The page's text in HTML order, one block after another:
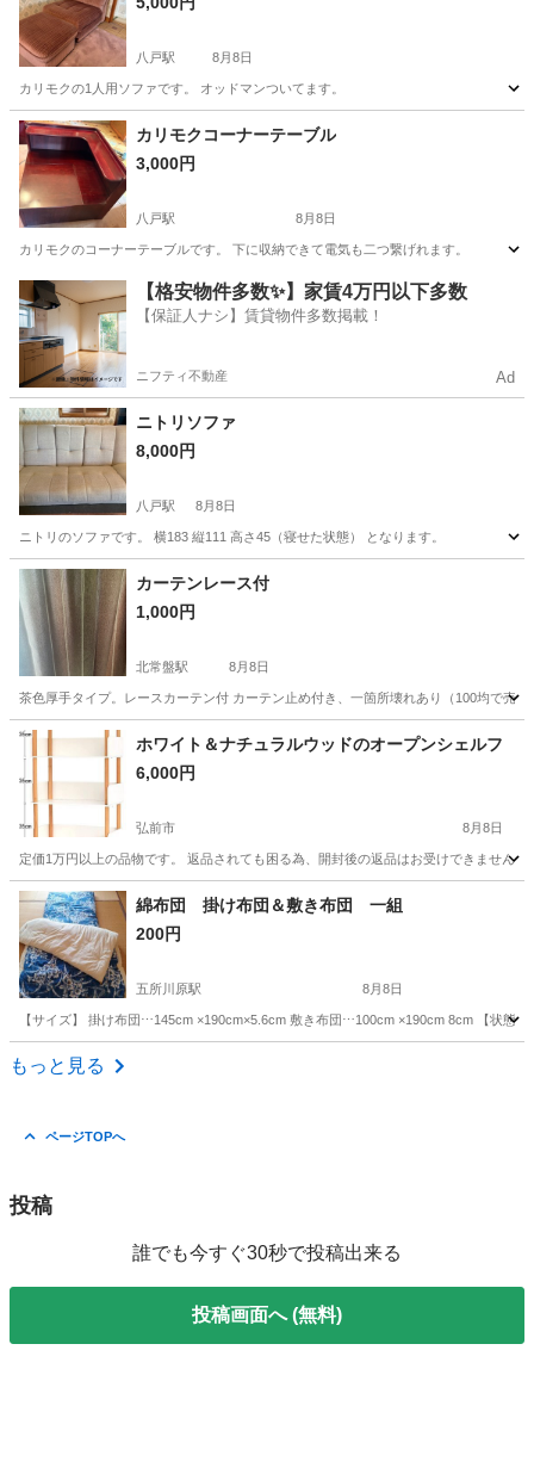
八戸駅 8月8日
カリモクの1人用ソファです。 オッドマンついてます。
青森 八戸市 八戸駅 椅子
カリモクコーナーテーブル
3,000円
八戸駅 8月8日
カリモクのコーナーテーブルです。 下に収納できて電気も二つ繋げれます。
青森 八戸市 八戸駅 テーブル
【格安物件多数✨】家賃4万円以下多数
【保証人ナシ】賃貸物件多数掲載！
ニフティ不動産 Ad
ニトリソファ
8,000円
八戸駅 8月8日
ニトリのソファです。 横183 縦111 高さ45（寝せた状態） となります。
青森 八戸市 ソファ
カーテンレース付
1,000円
北常盤駅 8月8日
茶色厚手タイプ。レースカーテン付 カーテン止め付き、一箇所壊れあり（100均で
青森 南津軽郡 北常盤駅 カーテン、ブラインド
ホワイト＆ナチュラルウッドのオープンシェルフ
6,000円
弘前市 8月8日
定価1万円以上の品物です。 返品されても困る為、開封後の返品はお受けできません
青森 弘前市 収納家具 オープンシェルフ
綿布団 掛け布団＆敷き布団 一組
200円
五所川原駅 8月8日
【サイズ】 掛け布団⋯145cm ×190cm×5.6cm 敷き布団⋯100cm ×190cm 8cm 【状態
青森 五所川原市
もっと見る
ページTOPへ
投稿
誰でも今すぐ30秒で投稿出来る
投稿画面へ (無料)